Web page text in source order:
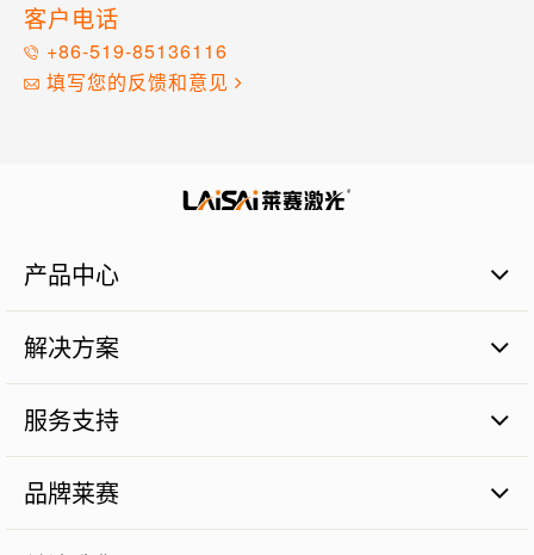
客户电话
+86-519-85136116
填写您的反馈和意见
产品中心
激光扫平仪
激光标线仪
激光标点仪
瓷砖铺贴
激光测量仪器
解决方案
商业建筑施工篇
管道施工篇
农业土地整平篇
砼面摊铺篇
服务支持
品质保证
售后服务
服务网点
品牌莱赛
品牌价值